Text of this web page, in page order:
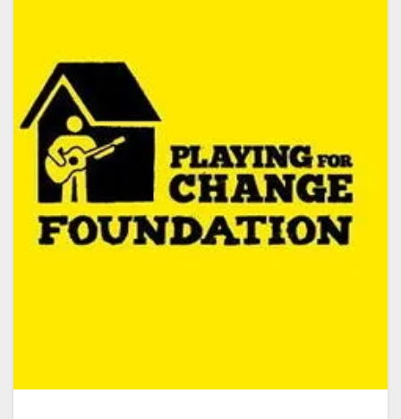
de
paix
–
Playing
for
Change
(diff.
le
8